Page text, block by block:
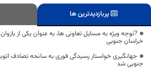
پربازدیدترین ها
?توجه ویژه به مسایل تعاونی ها، به عنوان یکی از
خراسان جنوبی
جهانگیری خواستار رسیدگی فوری به سانحه تصادف
جنوبی شد